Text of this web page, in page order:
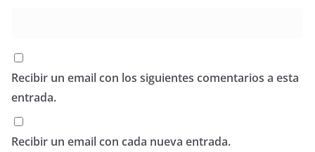
Recibir un email con los siguientes comentarios a esta
entrada.
Recibir un email con cada nueva entrada.